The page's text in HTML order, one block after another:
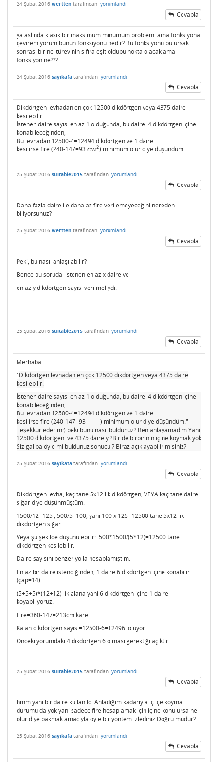
24 Şubat 2016 wertten tarafından yorumlandı
Cevapla
ya aslında klasik bir maksimum minumum problemi ama fonksiyona
çeviremiyorum bunun fonksiyonu nedir? Bu fonksiyonu bulursak
sonrası birinci türevinin sıfıra eşit oldupu nokta olacak ama
fonksiyon ne???
24 Şubat 2016 sayıkafa tarafından yorumlandı
Cevapla
Dikdörtgen levhadan en çok 12500 dikdörtgen veya 4375 daire
kesilebilir.
İstenen daire sayısı en az 1 olduğunda, bu daire 4 dikdörtgen içine
konabileceğinden,
Bu levhadan 12500-4=12494 dikdörtgen ve 1 daire
kesilirse fire (240-147=93 cm2
cm2) minimum olur diye düşündüm.
25 Şubat 2016 suitable2015 tarafından yorumlandı
Cevapla
Daha fazla daire ile daha az fire verilemeyeceğini nereden
biliyorsunuz?
25 Şubat 2016 wertten tarafından yorumlandı
Cevapla
Peki, bu nasıl anlaşılabilir?
Bence bu soruda istenen en az x daire ve
en az y dikdörtgen sayısı verilmeliydi.
25 Şubat 2016 suitable2015 tarafından yorumlandı
Cevapla
Merhaba
"Dikdörtgen levhadan en çok 12500 dikdörtgen veya 4375 daire
kesilebilir.
İstenen daire sayısı en az 1 olduğunda, bu daire 4 dikdörtgen içine
konabileceğinden,
Bu levhadan 12500-4=12494 dikdörtgen ve 1 daire
kesilirse fire (240-147=93
c
) minimum olur diye düşündüm."
Teşekkür ederim:) peki bunu nasıl buldunuz? Ben anlayamadım Yani
12500 dikdörtgeni ve 4375 daire yi?Bir de birbirinin içine koymak yok
Siz galiba öyle mi buldunuz sonucu ? Biraz açıklayabilir misiniz?
25 Şubat 2016 sayıkafa tarafından yorumlandı
Cevapla
Dikdörtgen levha, kaç tane 5x12 lik dikdörtgen, VEYA kaç tane daire
sığar diye düşünmüştüm.
1500/12=125 , 500/5=100, yani 100 x 125=12500 tane 5x12 lik
dikdörtgen sığar.
Veya şu şekilde düşünülebilir: 500*1500/(5*12)=12500 tane
dikdörtgen kesilebilir.
Daire sayısını benzer yolla hesaplamıştım.
En az bir daire istendiğinden, 1 daire 6 dikdörtgen içine konabilir
(çap=14)
(5+5+5)*(12+12) lik alana yani 6 dikdörtgen içine 1 daire
koyabiliyoruz.
Fire=360-147=213cm kare
Kalan dikdörtgen sayısı=12500-6=12496 oluyor.
Önceki yorumdaki 4 dikdörtgen 6 olması gerektiği açıktır.
25 Şubat 2016 suitable2015 tarafından yorumlandı
Cevapla
hmm yani bir daire kullanıldı Anladığım kadarıyla iç içe koyma
durumu da yok yani sadece fire hesaplamak için içine konulursa ne
olur diye bakmak amacıyla öyle bir yöntem izlediniz Doğru mudur?
25 Şubat 2016 sayıkafa tarafından yorumlandı
Cevapla